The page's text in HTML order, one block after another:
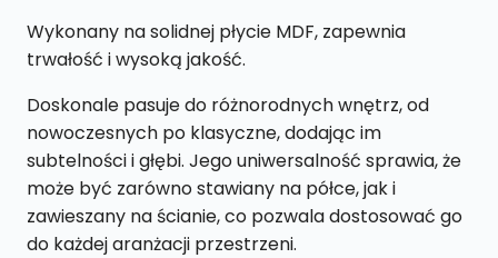
Wykonany na solidnej płycie MDF, zapewnia
trwałość i wysoką jakość.
Doskonale pasuje do różnorodnych wnętrz, od
nowoczesnych po klasyczne, dodając im
subtelności i głębi. Jego uniwersalność sprawia, że
może być zarówno stawiany na półce, jak i
zawieszany na ścianie, co pozwala dostosować go
do każdej aranżacji przestrzeni.